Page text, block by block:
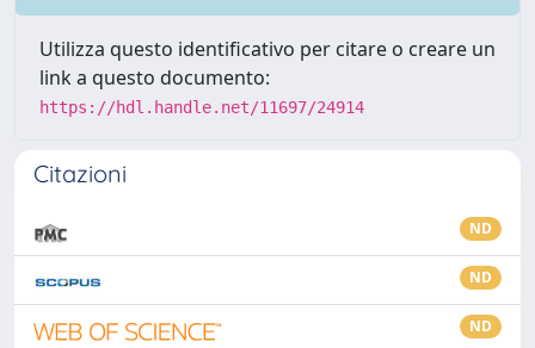
Utilizza questo identificativo per citare o creare un
link a questo documento:
https://hdl.handle.net/11697/24914
Citazioni
ND
ND
ND